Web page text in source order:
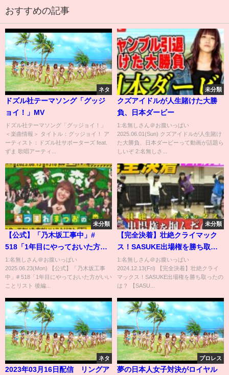
おすすめの記事
ネタ
ドズル社テーマソング「グッジ
ョイ！」MV
ドズル社テーマソング「グッジョイ！」
＜楽曲情報＞ タイトル：グッジョイ！ ア
ーティスト：ドズル社サポーターズ feat.
ずま 歌唱アーティ...
未分類
クズアイドルが人生賭けた大勝
負、日本ダービー
1:名無しさん＠お腹いっぱい
2025.06.01(Sun) クズアイドルが人生賭け
た大勝負、日本ダービーって動画が話題ら
しいぞ 2:名無しさ...
未分類
【公式】「乃木坂工事中」#
518「1年目にやっておいた方が
いいことリスト 後編」
2025.06.15 OA
1:名無しさん＠お腹いっぱい
2025.06.23(Mon) 【公式】「乃木坂工事
中」# 518「1年目にやっておいた方がいい
ことリスト 後編...
未分類
【完全決着】壮絶クライマック
ス！SASUKE出場権を勝ち取っ
たのは？ 【SASUKEアイドル予
選会＃６】
1:名無しさん＠お腹いっぱい
2024.12.13(Fri) 【完全決着】壮絶クライ
マックス！SASUKE出場権を勝ち取ったの
は？ 【SASU...
ネタ
2023年03月16日配信 リングア
プロレス
夢の日本人女子対決がロイヤル